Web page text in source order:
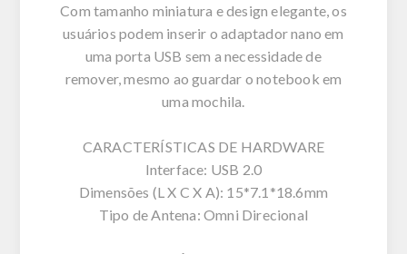
Com tamanho miniatura e design elegante, os
usuários podem inserir o adaptador nano em
uma porta USB sem a necessidade de
remover, mesmo ao guardar o notebook em
uma mochila.
CARACTERÍSTICAS DE HARDWARE
Interface: USB 2.0
Dimensões (L X C X A): 15*7.1*18.6mm
Tipo de Antena: Omni Direcional